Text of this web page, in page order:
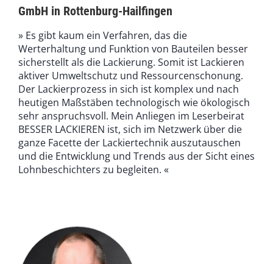
GmbH in Rottenburg-Hailfingen
» Es gibt kaum ein Verfahren, das die
Werterhaltung und Funktion von Bauteilen besser
sicherstellt als die Lackierung. Somit ist Lackieren
aktiver Umweltschutz und Ressourcenschonung.
Der Lackierprozess in sich ist komplex und nach
heutigen Maßstäben technologisch wie ökologisch
sehr anspruchsvoll. Mein Anliegen im Leserbeirat
BESSER LACKIEREN ist, sich im Netzwerk über die
ganze Facette der Lackiertechnik auszutauschen
und die Entwicklung und Trends aus der Sicht eines
Lohnbeschichters zu begleiten. «